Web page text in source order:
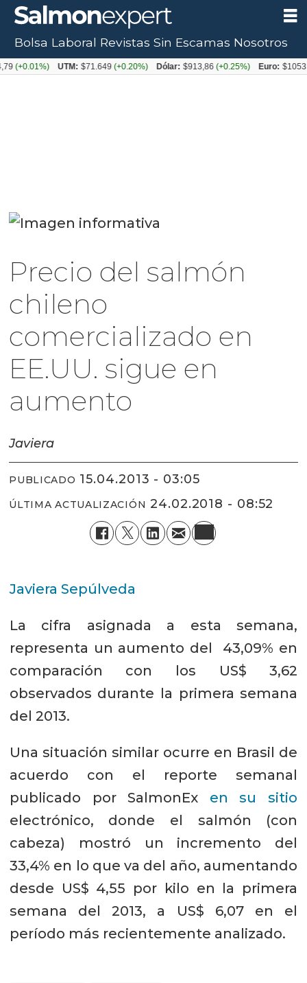
Precio del salmón
chileno
comercializado en
EE.UU. sigue en
aumento
Javiera
PUBLICADO 15.04.2013 - 03:05
ÚLTIMA ACTUALIZACIÓN 24.02.2018 - 08:52
Javiera Sepúlveda
La cifra asignada a esta semana,
representa un aumento del 43,09% en
comparación con los US$ 3,62
observados durante la primera semana
del 2013.
Una situación similar ocurre en Brasil de
acuerdo con el reporte semanal
publicado por SalmonEx en su sitio
electrónico, donde el salmón (con
cabeza) mostró un incremento del
33,4% en lo que va del año, aumentando
desde US$ 4,55 por kilo en la primera
semana del 2013, a US$ 6,07 en el
período más recientemente analizado.
Bolsa Laboral Revistas Sin Escamas Nosotros
UTM: $71.649(+0.20%) Dólar: $913,86(+0.25%) Euro: $1053,08(-